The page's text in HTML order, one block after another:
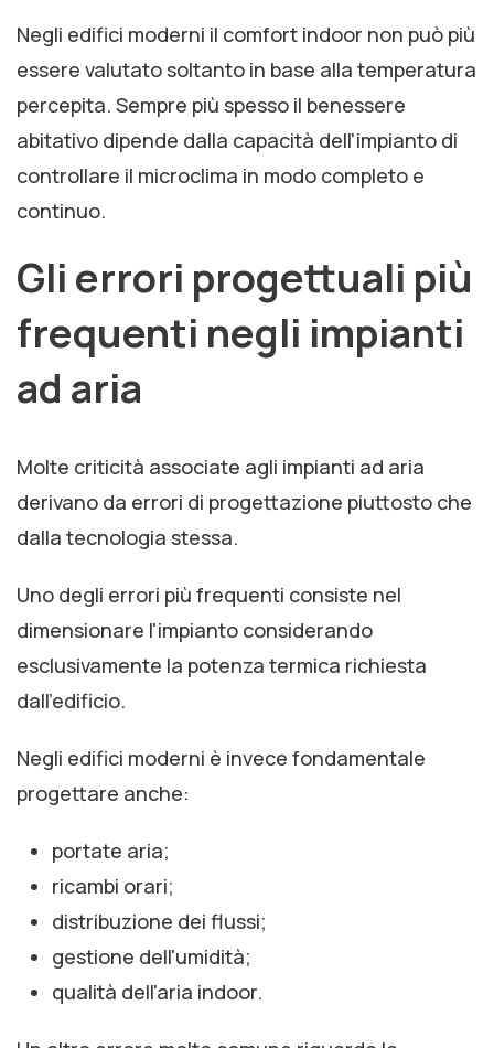
Negli edifici moderni il comfort indoor non può più
essere valutato soltanto in base alla temperatura
percepita. Sempre più spesso il benessere
abitativo dipende dalla capacità dell'impianto di
controllare il microclima in modo completo e
continuo.
Gli errori progettuali più
frequenti negli impianti
ad aria
Molte criticità associate agli impianti ad aria
derivano da errori di progettazione piuttosto che
dalla tecnologia stessa.
Uno degli errori più frequenti consiste nel
dimensionare l'impianto considerando
esclusivamente la potenza termica richiesta
dall'edificio.
Negli edifici moderni è invece fondamentale
progettare anche:
portate aria;
ricambi orari;
distribuzione dei flussi;
gestione dell'umidità;
qualità dell'aria indoor.